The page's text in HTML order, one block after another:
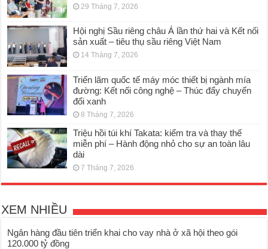
29 Tháng 7, 2026
Hội nghị Sầu riêng châu Á lần thứ hai và Kết nối
sản xuất – tiêu thụ sầu riêng Việt Nam
14 Tháng 7, 2026
Triển lãm quốc tế máy móc thiết bị ngành mía
đường: Kết nối công nghệ – Thúc đẩy chuyển
đổi xanh
8 Tháng 7, 2026
Triệu hồi túi khí Takata: kiểm tra và thay thế
miễn phí – Hành động nhỏ cho sự an toàn lâu
dài
7 Tháng 7, 2026
XEM NHIỀU
Ngân hàng đầu tiên triển khai cho vay nhà ở xã hội theo gói
120.000 tỷ đồng